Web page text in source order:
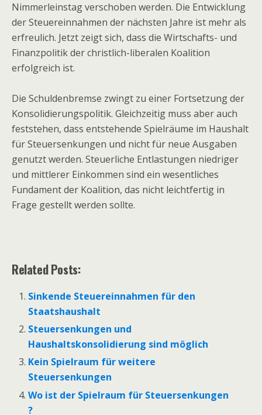
Nimmerleinstag verschoben werden. Die Entwicklung
der Steuereinnahmen der nächsten Jahre ist mehr als
erfreulich. Jetzt zeigt sich, dass die Wirtschafts- und
Finanzpolitik der christlich-liberalen Koalition
erfolgreich ist.
Die Schuldenbremse zwingt zu einer Fortsetzung der
Konsolidierungspolitik. Gleichzeitig muss aber auch
feststehen, dass entstehende Spielräume im Haushalt
für Steuersenkungen und nicht für neue Ausgaben
genutzt werden. Steuerliche Entlastungen niedriger
und mittlerer Einkommen sind ein wesentliches
Fundament der Koalition, das nicht leichtfertig in
Frage gestellt werden sollte.
Related Posts:
Sinkende Steuereinnahmen für den
Staatshaushalt
Steuersenkungen und
Haushaltskonsolidierung sind möglich
Kein Spielraum für weitere
Steuersenkungen
Wo ist der Spielraum für Steuersenkungen
?